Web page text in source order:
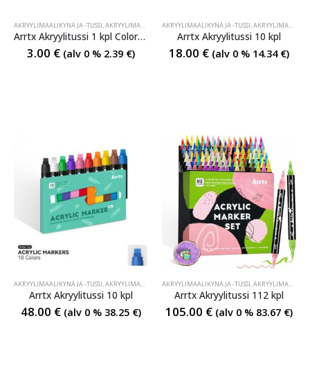
AKRYYLIMAALIKYNÄ JA -TUSSI,AKRYYLIMAALIKYNÄ JA -TUSSI ,AKRYYLIMAALIKYNÄ JA -TUSSI
Arrtx Akryylitussi 1 kpl Colors Acrylic Paint Marker White
3.00 € (alv 0 % 2.39 €)
AKRYYLIMAALIKYNÄ JA -TUSSI,AKRYYLIMAALIKYNÄ JA -TUSSI
Arrtx Akryylitussi 10 kpl
18.00 € (alv 0 % 14.34 €)
AKRYYLIMAALIKYNÄ JA -TUSSI,AKRYYLIMAALIKYNÄ JA -TUSSI ,AKRYYLIMAALIKYNÄ JA -TUSSI
Arrtx Akryylitussi 10 kpl
48.00 € (alv 0 % 38.25 €)
AKRYYLIMAALIKYNÄ JA -TUSSI,AKRYYLIMAALIKYNÄ JA -TUSSI
Arrtx Akryylitussi 112 kpl
105.00 € (alv 0 % 83.67 €)